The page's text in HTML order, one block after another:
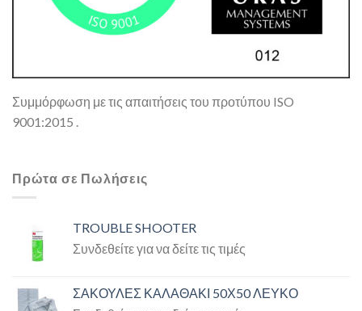
Συμμόρφωση με τις απαιτήσεις του προτύπου ISO
9001:2015 .
Πρώτα σε Πωλήσεις
TROUBLE SHOOTER
Συνδεθείτε για να δείτε τις τιμές
ΣΑΚΟΥΛΕΣ ΚΑΛΑΘΑΚΙ 50Χ50 ΛΕΥΚΟ